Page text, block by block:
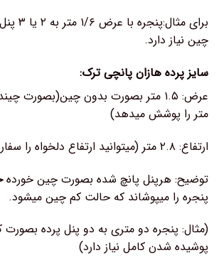
برای
چین نیاز دارد.
سایز پرده هازان پانچی ترک:
عرض: ۱.۵ متر بصورت بدون چین(بصورت
متر را پوشش میدهد)
ارتفاع: ۲.۸ متر (میتوانید ارتفاع دلخواه را سفارش دهید)
توضیح: هرپنل پانچ شده بصورت چین خورده
پنجره را میپوشاند که حالت کم چین میشود.
(مثال: پنجره دو متری به دو پنل پرده
پوشیده شدن کامل نیاز دارد)